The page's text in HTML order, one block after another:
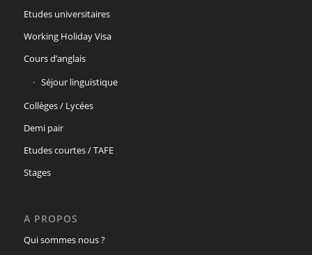
Etudes universitaires
Working Holiday Visa
Cours d’anglais
Séjour linguistique
Collèges / Lycées
Demi pair
Etudes courtes / TAFE
Stages
A PROPOS
Qui sommes nous ?